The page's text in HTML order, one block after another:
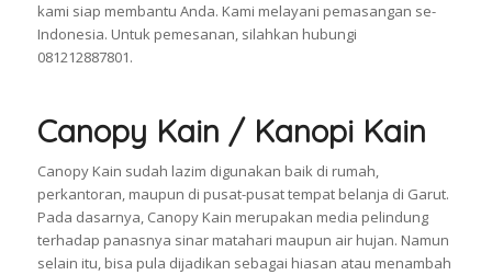
kami siap membantu Anda. Kami melayani pemasangan se-
Indonesia. Untuk pemesanan, silahkan hubungi
081212887801.
Canopy Kain / Kanopi Kain
Canopy Kain sudah lazim digunakan baik di rumah,
perkantoran, maupun di pusat-pusat tempat belanja di Garut.
Pada dasarnya, Canopy Kain merupakan media pelindung
terhadap panasnya sinar matahari maupun air hujan. Namun
selain itu, bisa pula dijadikan sebagai hiasan atau menambah